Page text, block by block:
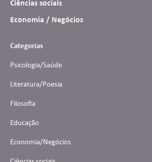
Ciências sociais
Economia / Negócios
Categorias
Psicologia/Saúde
Literatura/Poesia
Filosofia
Educação
Economia/Negócios